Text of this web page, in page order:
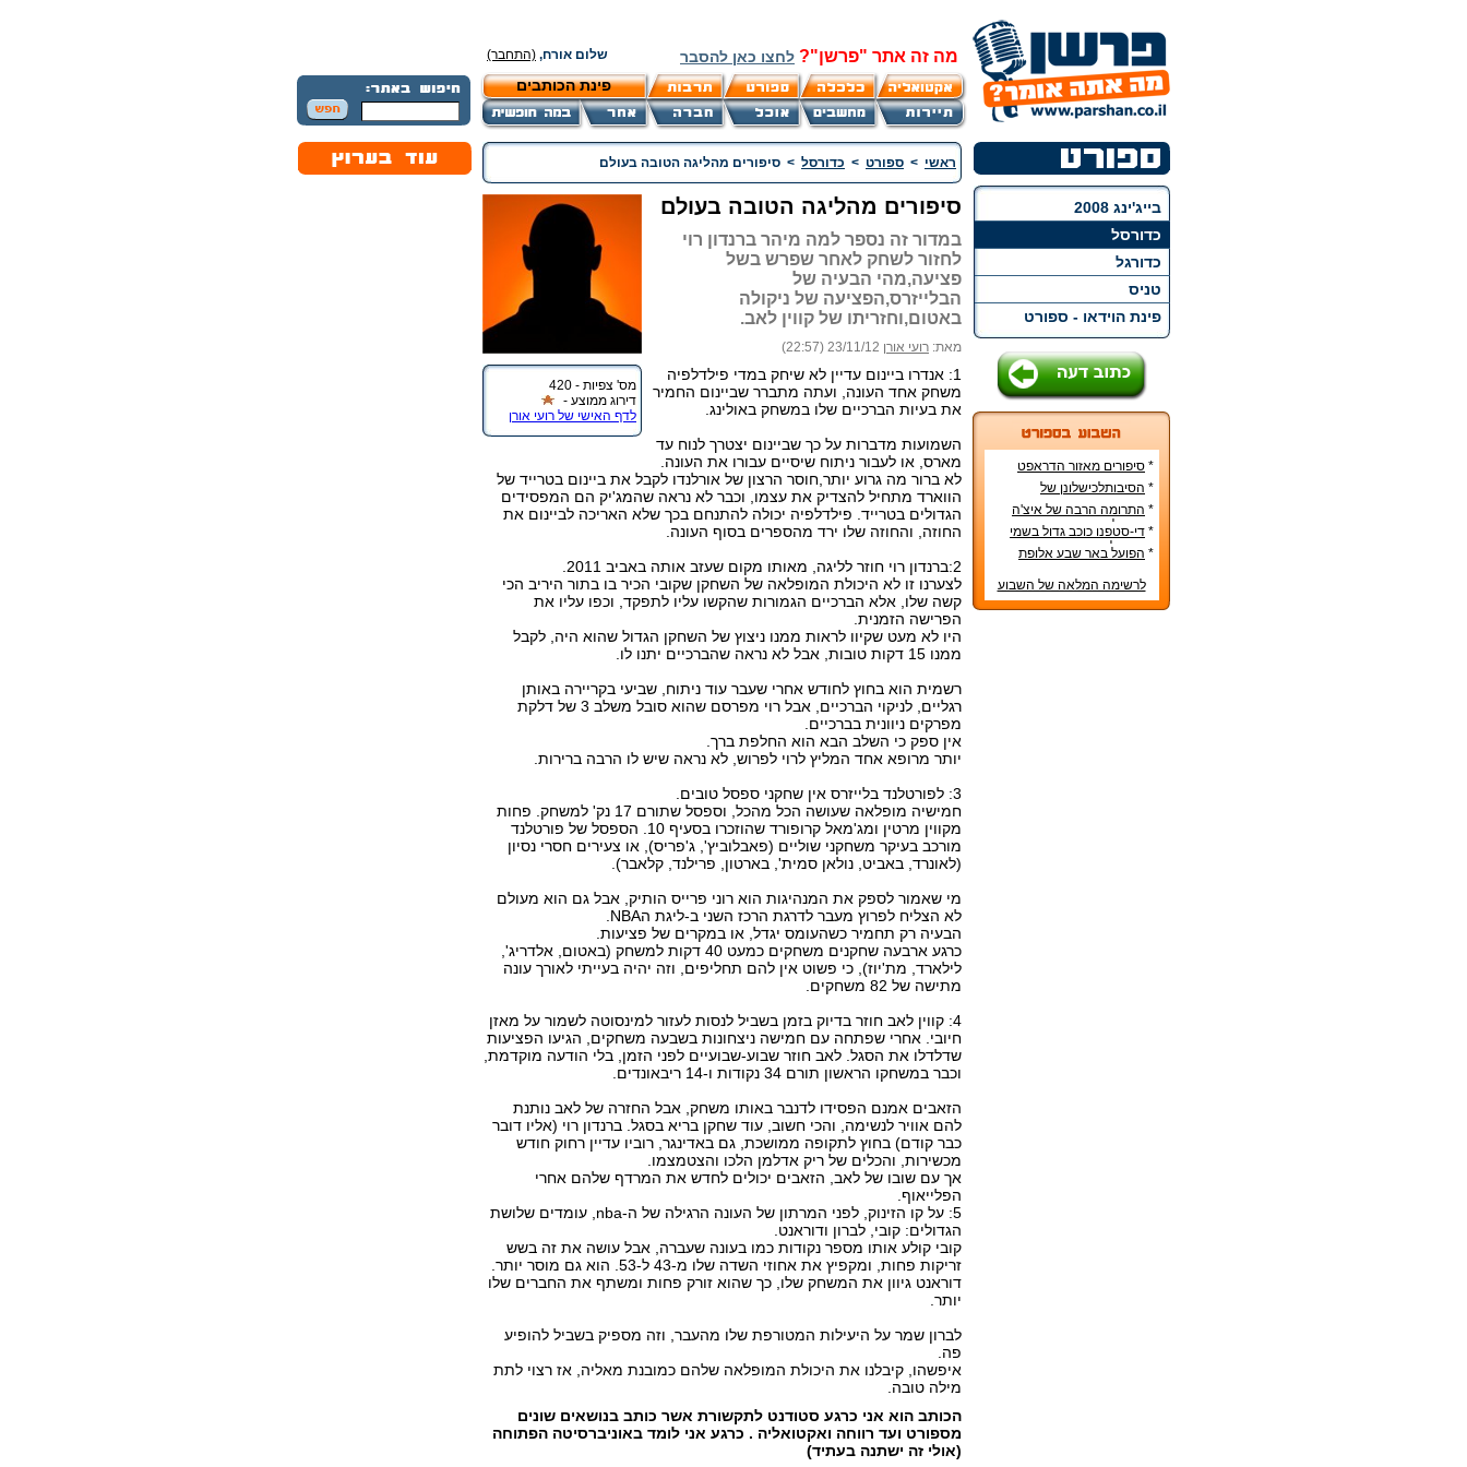
מה זה אתר "פרשן"? לחצו כאן להסבר שלום אורח, (התחבר)
פינת הכותבים
בייג'ינג 2008
כדורסל
כדורגל
טניס
פינת הוידאו - ספורט
* סיפורים מאזור הדראפט
האמריקני
* הסיבותלכישלונן של
הנבחרות הסקנדינביות
* התרומה הרבה של איצ'ה
מנחם לקידום ענף הספורט
* די-סטפנו כוכב גדול בשמי
הכדורגל האירופי
* הפועל באר שבע אלופת
לרשימה המלאה של השבוע
ראשי > ספורט > כדורסל > סיפורים מהליגה הטובה בעולם
מס' צפיות - 420
דירוג ממוצע -
לדף האישי של רועי אורן
סיפורים מהליגה הטובה בעולם
במדור זה נספר למה מיהר ברנדון רוי
לחזור לשחק לאחר שפרש בשל
פציעה,מהי הבעיה של
הבלייזרס,הפציעה של ניקולה
באטום,וחזריתו של קווין לאב.
מאת: רועי אורן 23/11/12 (22:57)
1: אנדרו ביינום עדיין לא שיחק במדי פילדלפיה
משחק אחד העונה, ועתה מתברר שביינום החמיר
את בעיות הברכיים שלו במשחק באולינג.
השמועות מדברות על כך שביינום יצטרך לנוח עד
מארס, או לעבור ניתוח שיסיים עבורו את העונה.
לא ברור מה גרוע יותר,חוסר הרצון של אורלנדו לקבל את ביינום בטרייד של
הווארד מתחיל להצדיק את עצמו, וכבר לא נראה שהמג'יק הם המפסידים
הגדולים בטרייד. פילדלפיה יכולה להתנחם בכך שלא האריכה לביינום את
החוזה, והחוזה שלו ירד מהספרים בסוף העונה.
2:ברנדון רוי חוזר לליגה, מאותו מקום שעזב אותה באביב 2011.
לצערנו זו לא היכולת המופלאה של השחקן שקובי הכיר בו בתור היריב הכי
קשה שלו, אלא הברכיים הגמורות שהקשו עליו לתפקד, וכפו עליו את
הפרישה הזמנית.
היו לא מעט שקיוו לראות ממנו ניצוץ של השחקן הגדול שהוא היה, לקבל
ממנו 15 דקות טובות, אבל לא נראה שהברכיים יתנו לו.
רשמית הוא בחוץ לחודש אחרי שעבר עוד ניתוח, שביעי בקריירה באותן
רגליים, לניקוי הברכיים, אבל רוי מפרסם שהוא סובל משלב 3 של דלקת
מפרקים ניוונית בברכיים.
אין ספק כי השלב הבא הוא החלפת ברך.
יותר מרופא אחד המליץ לרוי לפרוש, לא נראה שיש לו הרבה ברירות.
3: לפורטלנד בלייזרס אין שחקני ספסל טובים.
חמישיה מופלאה שעושה הכל מהכל, וספסל שתורם 17 נק' למשחק. פחות
מקווין מרטין ומג'מאל קרופורד שהוזכרו בסעיף 10. הספסל של פורטלנד
מורכב בעיקר משחקני שוליים (פאבלוביץ', ג'פריס), או צעירים חסרי נסיון
(לאונרד, באביט, נולאן סמית', בארטון, פרילנד, קלאבר).
מי שאמור לספק את המנהיגות הוא רוני פרייס הותיק, אבל גם הוא מעולם
לא הצליח לפרוץ מעבר לדרגת הרכז השני ב-ליגת הNBA.
הבעיה רק תחמיר כשהעומס יגדל, או במקרים של פציעות.
כרגע ארבעה שחקנים משחקים כמעט 40 דקות למשחק (באטום, אלדריג',
לילארד, מת'יוז), כי פשוט אין להם תחליפים, וזה יהיה בעייתי לאורך עונה
מתישה של 82 משחקים.
4: קווין לאב חוזר בדיוק בזמן בשביל לנסות לעזור למינסוטה לשמור על מאזן
חיובי. אחרי שפתחה עם חמישה ניצחונות בשבעה משחקים, הגיעו הפציעות
שדלדלו את הסגל. לאב חוזר שבוע-שבועיים לפני הזמן, בלי הודעה מוקדמת,
וכבר במשחקו הראשון תורם 34 נקודות ו-14 ריבאונדים.
הזאבים אמנם הפסידו לדנבר באותו משחק, אבל החזרה של לאב נותנת
להם אוויר לנשימה, והכי חשוב, עוד שחקן בריא בסגל. ברנדון רוי (אליו דובר
כבר קודם) בחוץ לתקופה ממושכת, גם באדינגר, רוביו עדיין רחוק חודש
מכשירות, והכלים של ריק אדלמן הלכו והצטמצמו.
אך עם שובו של לאב, הזאבים יכולים לחדש את המרדף שלהם אחרי
הפלייאוף.
5: על קו הזינוק, לפני המרתון של העונה הרגילה של ה-nba, עומדים שלושת
הגדולים: קובי, לברון ודוראנט.
קובי קולע אותו מספר נקודות כמו בעונה שעברה, אבל עושה את זה בשש
זריקות פחות, ומקפיץ את אחוזי השדה שלו מ-43 ל-53. הוא גם מוסר יותר.
דוראנט גיוון את המשחק שלו, כך שהוא זורק פחות ומשתף את החברים שלו
יותר.
לברון שמר על היעילות המטורפת שלו מהעבר, וזה מספיק בשביל להופיע
פה.
איפשהו, קיבלנו את היכולת המופלאה שלהם כמובנת מאליה, אז רצוי לתת
מילה טובה.
הכותב הוא אני כרגע סטודנט לתקשורת אשר כותב בנושאים שונים
מספורט ועד רווחה ואקטואליה . כרגע אני לומד באוניברסיטה הפתוחה
(אולי זה ישתנה בעתיד)